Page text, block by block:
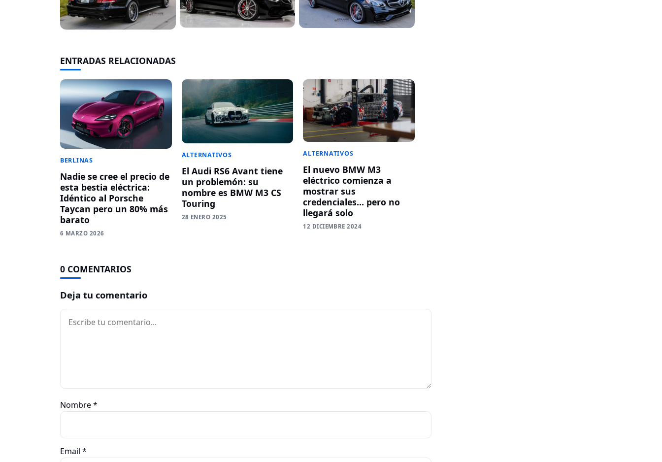
ENTRADAS RELACIONADAS
BERLINAS
Nadie se cree el precio de
esta bestia eléctrica:
Idéntico al Porsche
Taycan pero un 80% más
barato
6 MARZO 2026
ALTERNATIVOS
El Audi RS6 Avant tiene
un problemón: su
nombre es BMW M3 CS
Touring
28 ENERO 2025
ALTERNATIVOS
El nuevo BMW M3
eléctrico comienza a
mostrar sus
credenciales… pero no
llegará solo
12 DICIEMBRE 2024
0 COMENTARIOS
Deja tu comentario
Comentario
Nombre*
Email *